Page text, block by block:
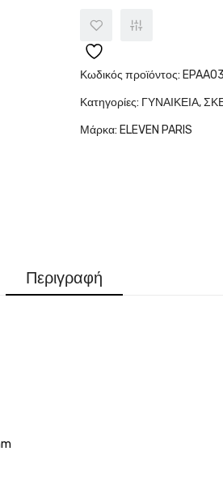
Κωδικός προϊόντος:
Κατηγορίες: ΓΥΝΑΙΚΕΙΑ,
Μάρκα: ELEVEN PARIS
Περιγραφή